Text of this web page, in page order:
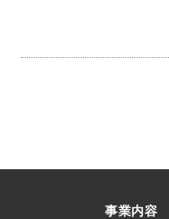
事業内容